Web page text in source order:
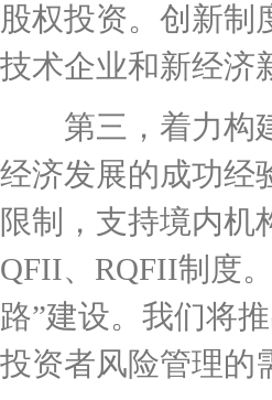
股权投资。创新制
技术企业和新经济
第三，着力构建
经济发展的成功经
限制，支持境内机
QFII、RQFII制度
路”建设。我们将
投资者风险管理的